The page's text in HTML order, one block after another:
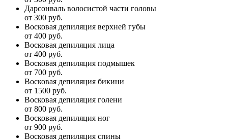
Дарсонваль волосистой части головы
от 300 руб.
Восковая депиляция верхней губы
от 400 руб.
Восковая депиляция лица
от 400 руб.
Восковая депиляция подмышек
от 700 руб.
Восковая депиляция бикини
от 1500 руб.
Восковая депиляция голени
от 800 руб.
Восковая депиляция ног
от 900 руб.
Восковая депиляция спины